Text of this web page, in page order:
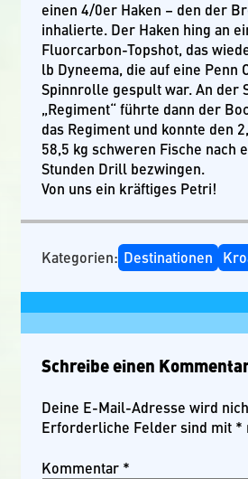
einen 4/0er Haken – den der
inhalierte. Der Haken hing an
Fluorcarbon-Topshot, das
lb Dyneema, die auf eine Penn
Spinnrolle gespult war. An der
„Regiment“ führte dann der
das Regiment und konnte den
58,5 kg schweren Fische nach
Stunden Drill bezwingen.
Von uns ein kräftiges Petri!
Kategorien: Destinationen
Schreibe einen
Deine E-Mail-Adresse wird
Erforderliche Felder sind mit *
Kommentar *